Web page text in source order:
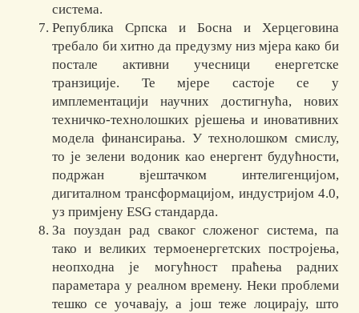
система.
Република Српска и Босна и Херцеговина
требало би хитно да предузму низ мјера како би
постале активни учесници енергетске
транзиције. Те мјере састоје се у
имплементацији научних достигнућа, нових
техничко-технолошких рјешења и иновативних
модела финансирања. У технолошком смислу,
то је зелени водоник као енергент будућности,
подржан вјештачком интелигенцијом,
дигиталном трансформацијом, индустријом 4.0,
уз примјену ESG стандарда.
За поуздан рад сваког сложеног система, па
тако и великих термоенергетских постројења,
неопходна је могућност праћења радних
параметара у реалном времену. Неки проблеми
тешко се уочавају, а још теже лоцирају, што